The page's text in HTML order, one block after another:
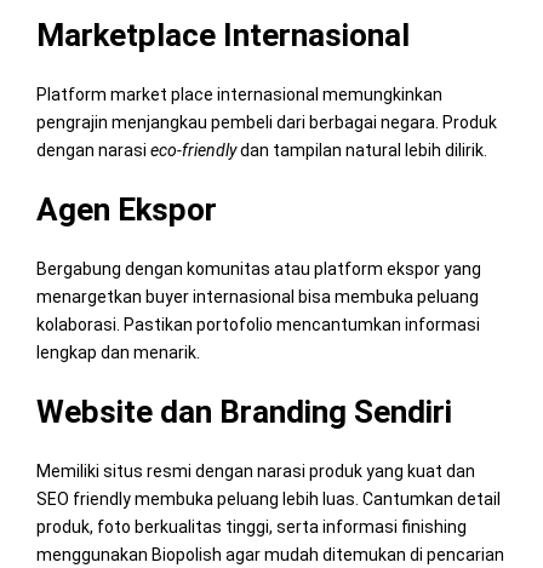
Marketplace Internasional
Platform market place internasional memungkinkan
pengrajin menjangkau pembeli dari berbagai negara. Produk
dengan narasi eco-friendlydan tampilan natural lebih dilirik.
Agen Ekspor
Bergabung dengan komunitas atau platform ekspor yang
menargetkan buyer internasional bisa membuka peluang
kolaborasi. Pastikan portofolio mencantumkan informasi
lengkap dan menarik.
Website dan Branding Sendiri
Memiliki situs resmi dengan narasi produk yang kuat dan
SEO friendly membuka peluang lebih luas. Cantumkan detail
produk, foto berkualitas tinggi, serta informasi finishing
menggunakan Biopolish agar mudah ditemukan di pencarian